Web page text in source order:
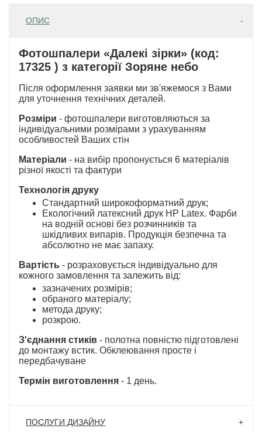
ОПИС
Фотошпалери «Далекі зірки» (код:
17325 ) з категорії Зоряне небо
Після оформлення заявки ми зв'яжемося з Вами
для уточнення технічних деталей.
Розміри - фотошпалери виготовляються за
індивідуальними розмірами з урахуванням
особливостей Ваших стін
Матеріали - на вибір пропонується 6 матеріалів
різної якості та фактури
Технологія друку
Стандартний широкоформатний друк;
Екологічний латексний друк HP Latex. Фарби
на водній основі без розчинників та
шкідливих випарів. Продукція безпечна та
абсолютно не має запаху.
Вартість - розраховується індивідуально для
кожного замовлення та залежить від:
зазначених розмірів;
обраного матеріалу;
метода друку;
розкрою.
З'єднання стиків - полотна повністю підготовлені
до монтажу встик. Обклеювання просте і
передбачуване
Термін виготовлення - 1 день.
ПОСЛУГИ ДИЗАЙНУ